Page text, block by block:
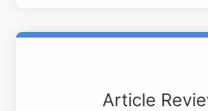
Article